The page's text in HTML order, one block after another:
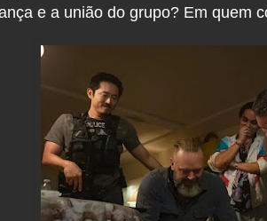
e a união do grupo? Em quem